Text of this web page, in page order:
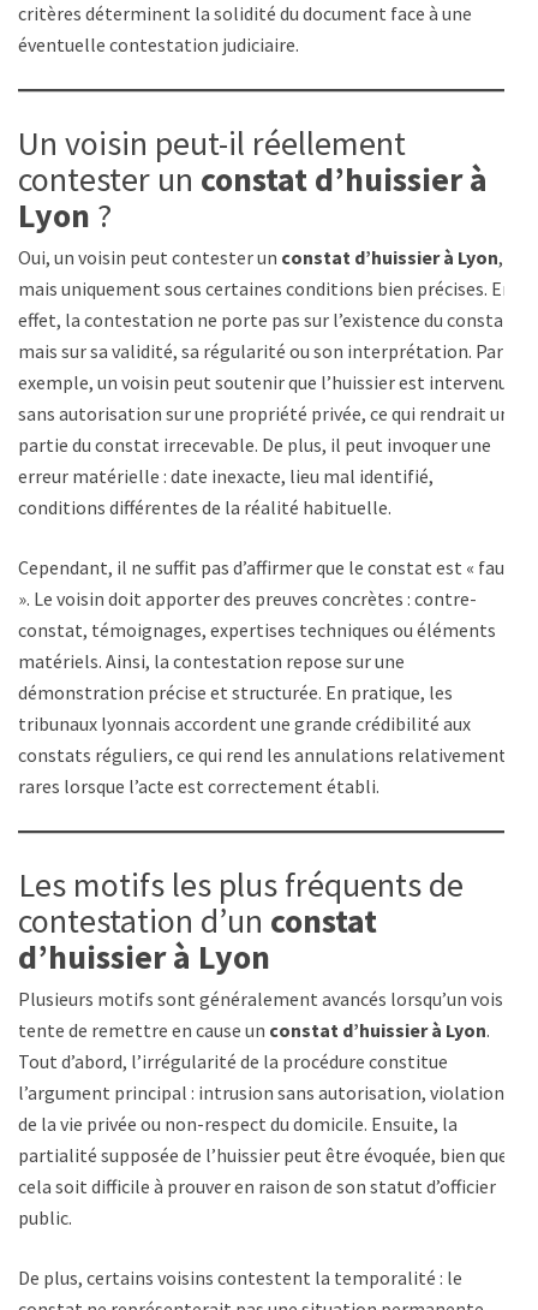
critères déterminent la solidité du document face à une
éventuelle contestation judiciaire.
Un voisin peut-il réellement
contester un constat d’huissier à
Lyon ?
Oui, un voisin peut contester un constat d’huissier à Lyon,
mais uniquement sous certaines conditions bien précises. En
effet, la contestation ne porte pas sur l’existence du constat,
mais sur sa validité, sa régularité ou son interprétation. Par
exemple, un voisin peut soutenir que l’huissier est intervenu
sans autorisation sur une propriété privée, ce qui rendrait une
partie du constat irrecevable. De plus, il peut invoquer une
erreur matérielle : date inexacte, lieu mal identifié,
conditions différentes de la réalité habituelle.
Cependant, il ne suffit pas d’affirmer que le constat est « faux
». Le voisin doit apporter des preuves concrètes : contre-
constat, témoignages, expertises techniques ou éléments
matériels. Ainsi, la contestation repose sur une
démonstration précise et structurée. En pratique, les
tribunaux lyonnais accordent une grande crédibilité aux
constats réguliers, ce qui rend les annulations relativement
rares lorsque l’acte est correctement établi.
Les motifs les plus fréquents de
contestation d’un constat
d’huissier à Lyon
Plusieurs motifs sont généralement avancés lorsqu’un voisin
tente de remettre en cause un constat d’huissier à Lyon.
Tout d’abord, l’irrégularité de la procédure constitue
l’argument principal : intrusion sans autorisation, violation
de la vie privée ou non-respect du domicile. Ensuite, la
partialité supposée de l’huissier peut être évoquée, bien que
cela soit difficile à prouver en raison de son statut d’officier
public.
De plus, certains voisins contestent la temporalité : le